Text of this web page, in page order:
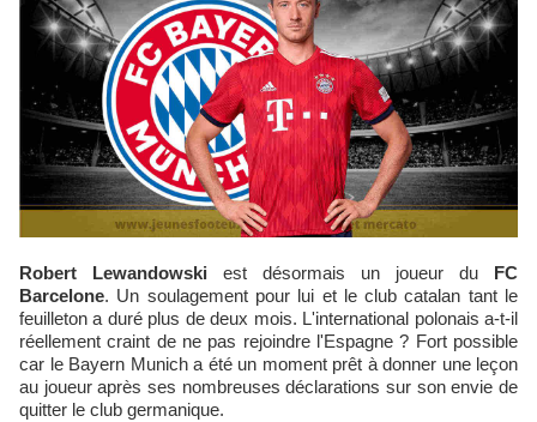
Robert Lewandowski est désormais un joueur du FC
Barcelone. Un soulagement pour lui et le club catalan tant le
feuilleton a duré plus de deux mois. L'international polonais a-t-il
réellement craint de ne pas rejoindre l'Espagne ? Fort possible
car le Bayern Munich a été un moment prêt à donner une leçon
au joueur après ses nombreuses déclarations sur son envie de
quitter le club germanique.